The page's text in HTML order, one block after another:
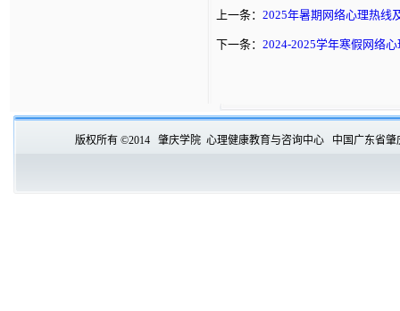
上一条： 2025年暑期网络心理热线
下一条： 2024-2025学年寒假网络
版权所有 ©2014 肇庆学院 心理健康教育与咨询中心 中国广东省肇